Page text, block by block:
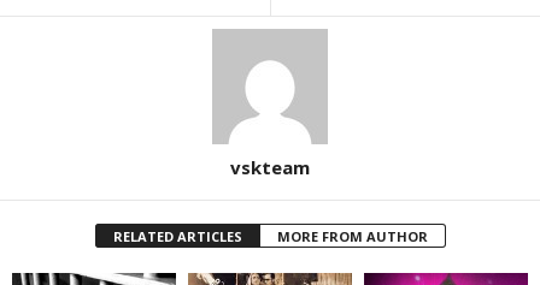
vskteam
RELATED ARTICLES MORE FROM AUTHOR